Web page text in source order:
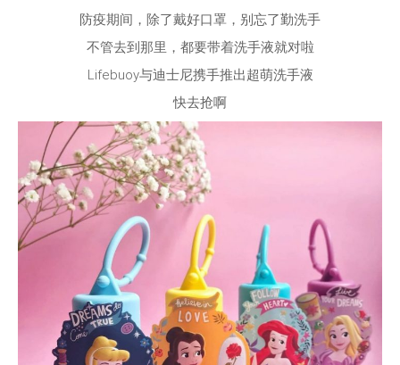
防疫期间，除了戴好口罩，别忘了勤洗手
不管去到那里，都要带着洗手液就对啦
Lifebuoy与迪士尼携手推出超萌洗手液
快去抢啊